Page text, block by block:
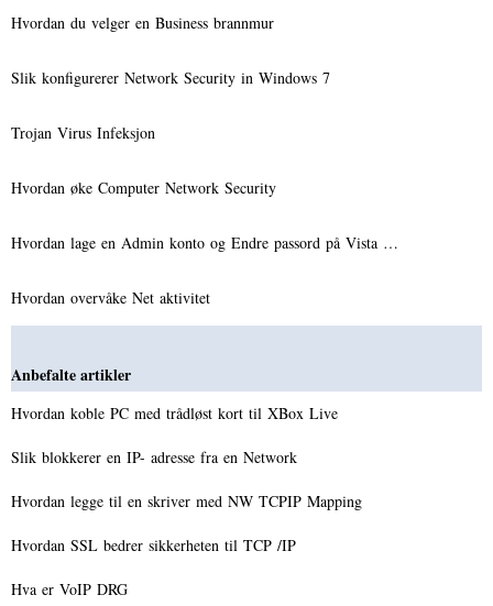
Hvordan du velger en Business brannmur
Slik konfigurerer Network Security in Windows 7
Trojan Virus Infeksjon
Hvordan øke Computer Network Security
Hvordan lage en Admin konto og Endre passord på Vista …
Hvordan overvåke Net aktivitet
Anbefalte artikler
Hvordan koble PC med trådløst kort til XBox Live
Slik blokkerer en IP- adresse fra en Network
Hvordan legge til en skriver med NW TCPIP Mapping
Hvordan SSL bedrer sikkerheten til TCP /IP
Hva er VoIP DRG